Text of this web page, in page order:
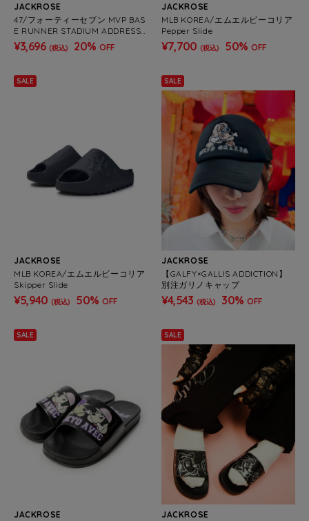
JACKROSE
47/フォーティーセブン MVP BAS
E RUNNER STADIUM ADDRESS
LA&NY
¥3,696 (税込) 20% OFF
JACKROSE
MLB KOREA/エムエルビーコリア
Pepper Slide
¥7,700 (税込) 50% OFF
SALE
JACKROSE
MLB KOREA/エムエルビーコリア
Skipper Slide
¥5,940 (税込) 50% OFF
SALE
JACKROSE
【GALFY×GALLIS ADDICTION】
別注ガリノキャップ
¥4,543 (税込) 30% OFF
SALE
JACKROSE
SALE
JACKROSE